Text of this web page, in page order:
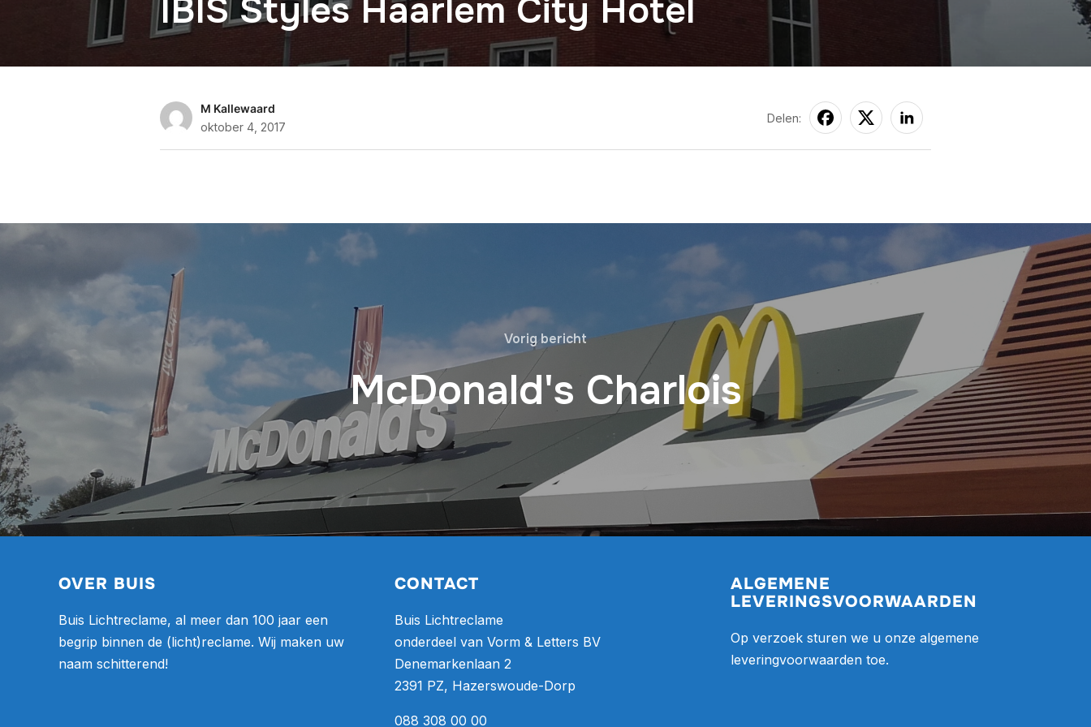
IBIS Styles Haarlem City Hotel
M Kallewaard
oktober 4, 2017
Delen:
Vorig bericht
McDonald's Charlois
OVER BUIS
Buis Lichtreclame, al meer dan 100 jaar een
begrip binnen de (licht)reclame. Wij maken uw
naam schitterend!
CONTACT
Buis Lichtreclame
onderdeel van Vorm & Letters BV
Denemarkenlaan 2
2391 PZ, Hazerswoude-Dorp
088 308 00 00
ALGEMENE
LEVERINGSVOORWAARDEN
Op verzoek sturen we u onze algemene
leveringvoorwaarden toe.